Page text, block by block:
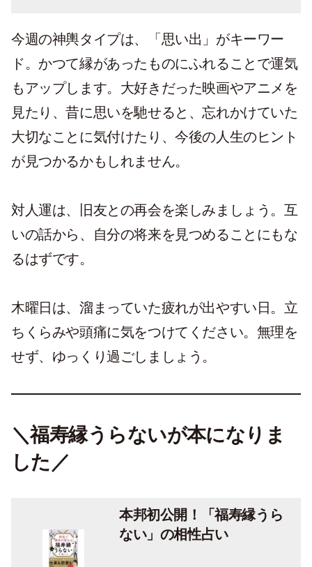
今週の神輿タイプは、「思い出」がキーワー
ド。かつて縁があったものにふれることで運気
もアップします。大好きだった映画やアニメを
見たり、昔に思いを馳せると、忘れかけていた
大切なことに気付けたり、今後の人生のヒント
が見つかるかもしれません。
対人運は、旧友との再会を楽しみましょう。互
いの話から、自分の将来を見つめることにもな
るはずです。
木曜日は、溜まっていた疲れが出やすい日。立
ちくらみや頭痛に気をつけてください。無理を
せず、ゆっくり過ごしましょう。
＼福寿縁うらないが本になりま
した／
本邦初公開！「福寿縁うら
ない」の相性占い